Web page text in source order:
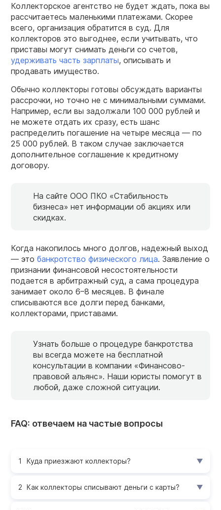
Коллекторское агентство не будет ждать, пока вы
рассчитаетесь маленькими платежами. Скорее
всего, организация обратится в суд. Для
коллекторов это выгоднее, если учитывать, что
приставы могут снимать деньги со счетов,
удерживать часть зарплаты, описывать и
продавать имущество.
Обычно коллекторы готовы обсуждать варианты
рассрочки, но точно не с минимальными суммами.
Например, если вы задолжали 100 000 рублей и
не можете отдать их сразу, есть шанс
распределить погашение на четыре месяца — по
25 000 рублей. В таком случае заключается
дополнительное соглашение к кредитному
договору.
На сайте ООО ПКО «Стабильность
бизнеса» нет информации об акциях или
скидках.
Когда накопилось много долгов, надежный выход
— это банкротство физического лица. Заявление о
признании финансовой несостоятельности
подается в арбитражный суд, а сама процедура
занимает около 6–8 месяцев. В финале
списываются все долги перед банками,
коллекторами, приставами.
Узнать больше о процедуре банкротства
вы всегда можете на бесплатной
консультации в компании «Финансово-
правовой альянс». Наши юристы помогут в
любой, даже сложной ситуации.
FAQ: отвечаем на частые вопросы
Куда приезжают коллекторы?
Как коллекторы списывают деньги с карты?